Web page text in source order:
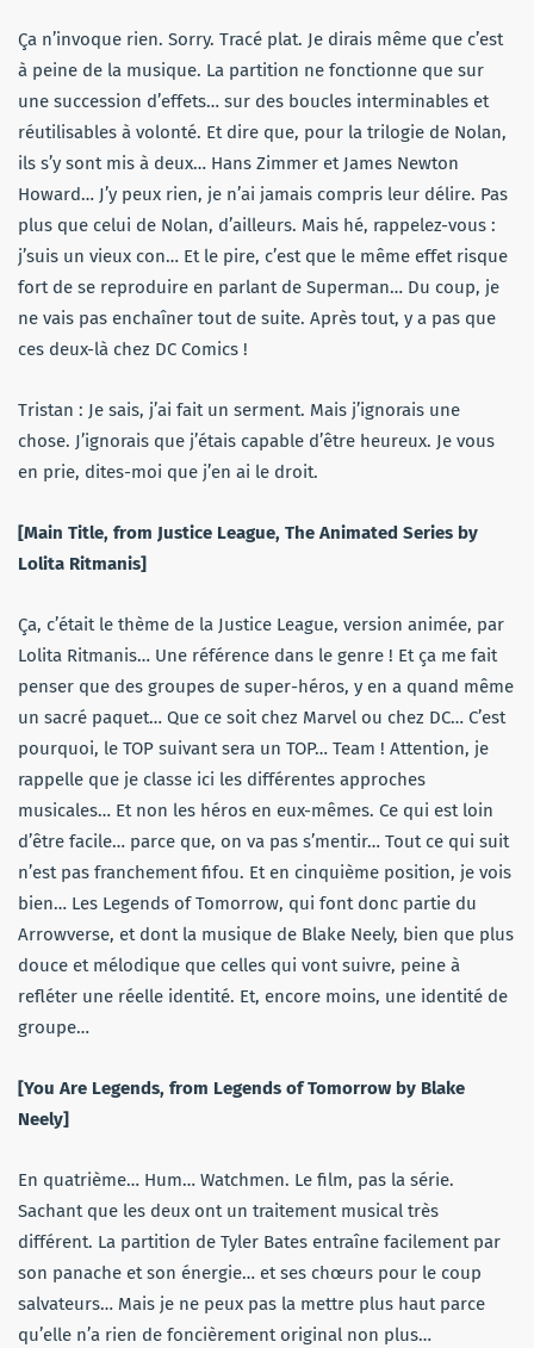
Ça n’invoque rien. Sorry. Tracé plat. Je dirais même que c’est
à peine de la musique. La partition ne fonctionne que sur
une succession d’effets… sur des boucles interminables et
réutilisables à volonté. Et dire que, pour la trilogie de Nolan,
ils s’y sont mis à deux… Hans Zimmer et James Newton
Howard… J’y peux rien, je n’ai jamais compris leur délire. Pas
plus que celui de Nolan, d’ailleurs. Mais hé, rappelez-vous :
j’suis un vieux con… Et le pire, c’est que le même effet risque
fort de se reproduire en parlant de Superman… Du coup, je
ne vais pas enchaîner tout de suite. Après tout, y a pas que
ces deux-là chez DC Comics !
Tristan : Je sais, j’ai fait un serment. Mais j’ignorais une
chose. J’ignorais que j’étais capable d’être heureux. Je vous
en prie, dites-moi que j’en ai le droit.
[Main Title, from Justice League, The Animated Series by
Lolita Ritmanis]
Ça, c’était le thème de la Justice League, version animée, par
Lolita Ritmanis… Une référence dans le genre ! Et ça me fait
penser que des groupes de super-héros, y en a quand même
un sacré paquet… Que ce soit chez Marvel ou chez DC… C’est
pourquoi, le TOP suivant sera un TOP… Team ! Attention, je
rappelle que je classe ici les différentes approches
musicales… Et non les héros en eux-mêmes. Ce qui est loin
d’être facile… parce que, on va pas s’mentir… Tout ce qui suit
n’est pas franchement fifou. Et en cinquième position, je vois
bien… Les Legends of Tomorrow, qui font donc partie du
Arrowverse, et dont la musique de Blake Neely, bien que plus
douce et mélodique que celles qui vont suivre, peine à
refléter une réelle identité. Et, encore moins, une identité de
groupe…
[You Are Legends, from Legends of Tomorrow by Blake
Neely]
En quatrième… Hum… Watchmen. Le film, pas la série.
Sachant que les deux ont un traitement musical très
différent. La partition de Tyler Bates entraîne facilement par
son panache et son énergie… et ses chœurs pour le coup
salvateurs… Mais je ne peux pas la mettre plus haut parce
qu’elle n’a rien de foncièrement original non plus…